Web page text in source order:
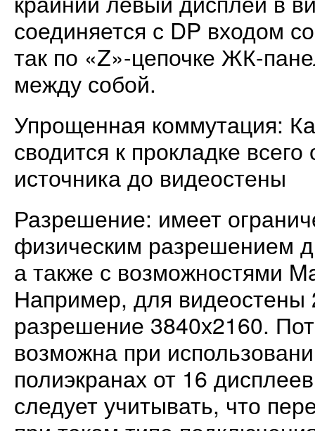
соединяется с DP входом
так по «Z»-цепочке ЖК-
между собой.
Упрощенная коммутация:
сводится к прокладке
источника до видеостены
Разрешение: имеет
физическим разрешением
а также с возможностями
Например, для видеостены
разрешение 3840х2160.
возможна при
полиэкранах от 16
следует учитывать, что